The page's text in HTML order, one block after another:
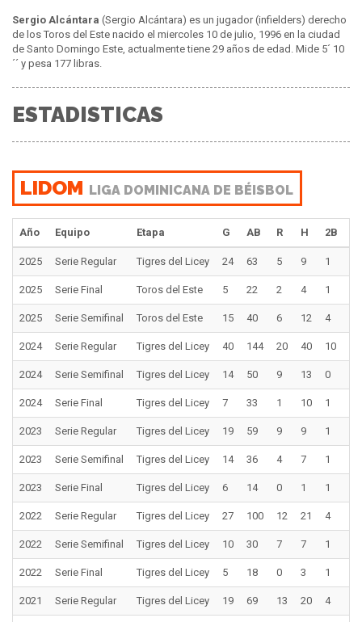
Sergio Alcántara (Sergio Alcántara) es un jugador (infielders) derecho
de los Toros del Este nacido el miercoles 10 de julio, 1996 en la ciudad
de Santo Domingo Este, actualmente tiene 29 años de edad. Mide 5´ 10
´´ y pesa 177 libras.
ESTADISTICAS
LIDOM LIGA DOMINICANA DE BÉISBOL
Año Equipo Etapa G AB R H 2B
2025 Serie Regular Tigres del Licey 24 63 5 9 1
2025 Serie Final Toros del Este 5 22 2 4 1
2025 Serie Semifinal Toros del Este 15 40 6 12 4
2024 Serie Regular Tigres del Licey 40 144 20 40 10
2024 Serie Semifinal Tigres del Licey 14 50 9 13 0
2024 Serie Final Tigres del Licey 7 33 1 10 1
2023 Serie Regular Tigres del Licey 19 59 9 9 1
2023 Serie Semifinal Tigres del Licey 14 36 4 7 1
2023 Serie Final Tigres del Licey 6 14 0 1 1
2022 Serie Regular Tigres del Licey 27 100 12 21 4
2022 Serie Semifinal Tigres del Licey 10 30 7 7 1
2022 Serie Final Tigres del Licey 5 18 0 3 1
2021 Serie Regular Tigres del Licey 19 69 13 20 4